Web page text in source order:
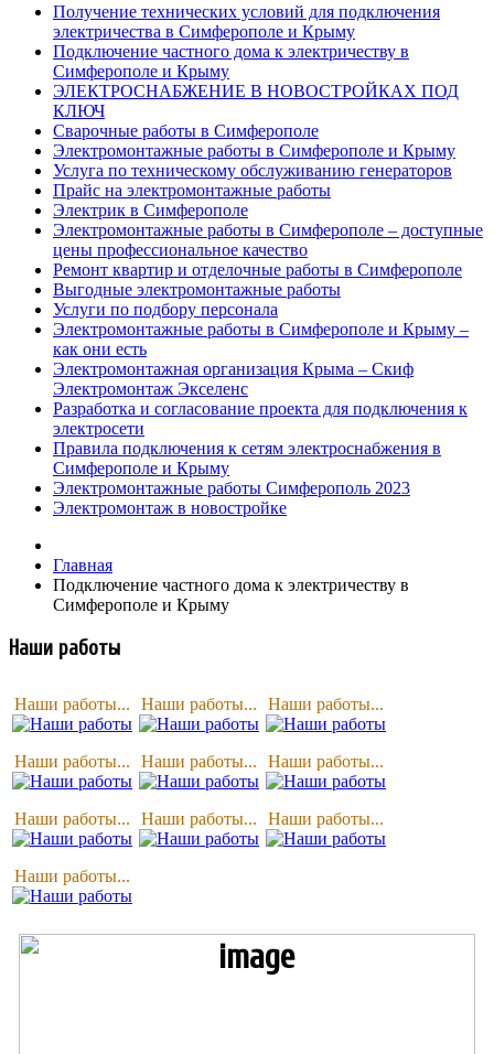
Получение технических условий для подключения
электричества в Симферополе и Крыму
Подключение частного дома к электричеству в
Симферополе и Крыму
ЭЛЕКТРОСНАБЖЕНИЕ В НОВОСТРОЙКАХ ПОД
КЛЮЧ
Сварочные работы в Симферополе
Электромонтажные работы в Симферополе и Крыму
Услуга по техническому обслуживанию генераторов
Прайс на электромонтажные работы
Электрик в Симферополе
Электромонтажные работы в Симферополе – доступные
цены профессиональное качество
Ремонт квартир и отделочные работы в Симферополе
Выгодные электромонтажные работы
Услуги по подбору персонала
Электромонтажные работы в Симферополе и Крыму –
как они есть
Электромонтажная организация Крыма – Скиф
Электромонтаж Экселенс
Разработка и согласование проекта для подключения к
электросети
Правила подключения к сетям электроснабжения в
Симферополе и Крыму
Электромонтажные работы Симферополь 2023
Электромонтаж в новостройке
Главная
Подключение частного дома к электричеству в
Симферополе и Крыму
Наши работы
Наши работы... Наши работы... Наши работы...
Наши работы... Наши работы... Наши работы...
Наши работы... Наши работы... Наши работы...
Наши работы...